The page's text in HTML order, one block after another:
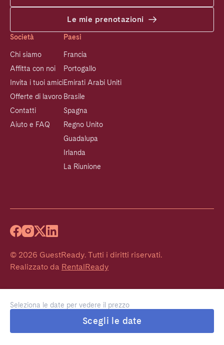
Seleziona le date per vedere il prezzo
Scegli le date
Le mie prenotazioni
Società
Chi siamo
Affitta con noi
Invita i tuoi amici
Offerte di lavoro
Contatti
Aiuto e FAQ
Paesi
Francia
Portogallo
Emirati Arabi Uniti
Brasile
Spagna
Regno Unito
Guadalupa
Irlanda
La Riunione
© 2026 GuestReady. Tutti i diritti riservati.
Realizzato da RentalReady